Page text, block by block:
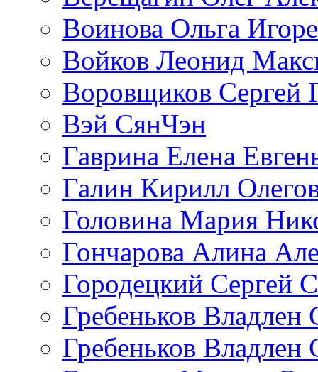
Воинова Ольга
Войков Леонид
Воровщиков Сергей
Вэй СянЧэн
Гаврина Елена
Галин Кирилл
Головина Мария
Гончарова Алина
Городецкий Сергей
Гребеньков Владлен
Гребеньков Владлен